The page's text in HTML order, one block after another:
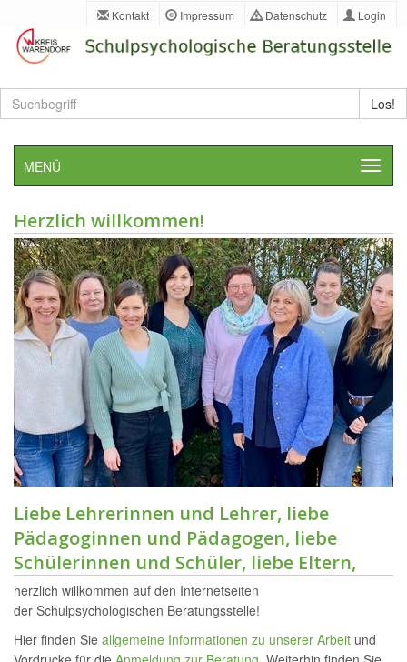
Kontakt Impressum Datenschutz Login
Bitte
Suchbegriff
Los!
MENÜ
Herzlich willkommen!
Liebe Lehrerinnen und Lehrer, liebe
Pädagoginnen und Pädagogen, liebe
Schülerinnen und Schüler, liebe Eltern,
herzlich willkommen auf den Internetseiten
der Schulpsychologischen Beratungsstelle!
Hier finden Sie allgemeine Informationen zu unserer Arbeit und